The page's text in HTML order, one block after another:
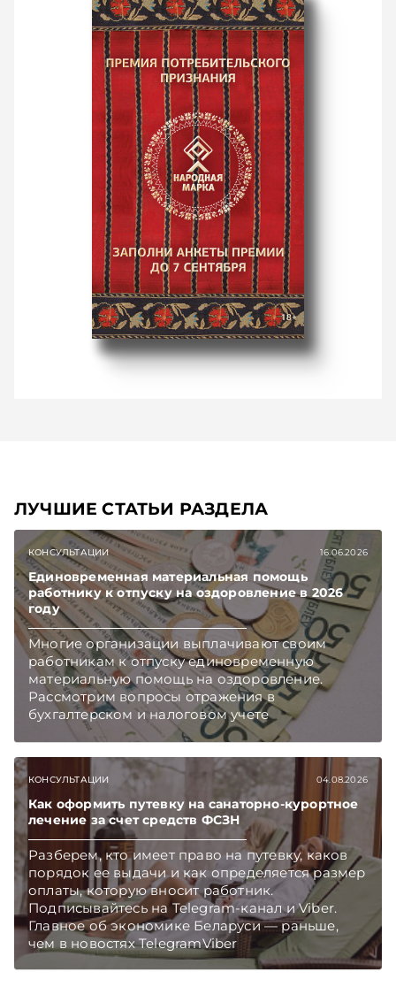
ЛУЧШИЕ СТАТЬИ РАЗДЕЛА
КОНСУЛЬТАЦИИ 16.06.2026
Единовременная материальная помощь
работнику к отпуску на оздоровление в 2026
году
Многие организации выплачивают своим
работникам к отпуску единовременную
материальную помощь на оздоровление.
Рассмотрим вопросы отражения в
бухгалтерском и налоговом учете
хозяйственных операций по начислению и
Подписывайтесь на Telegram‑канал и Viber.
Главное об экономике Беларуси — раньше,
чем в новостях TelegramViber
КОНСУЛЬТАЦИИ 04.08.2026
Как оформить путевку на санаторно-курортное
лечение за счет средств ФСЗН
Разберем, кто имеет право на путевку, каков
порядок ее выдачи и как определяется размер
оплаты, которую вносит работник.
Подписывайтесь на Telegram‑канал и Viber.
Главное об экономике Беларуси — раньше,
чем в новостях TelegramViber